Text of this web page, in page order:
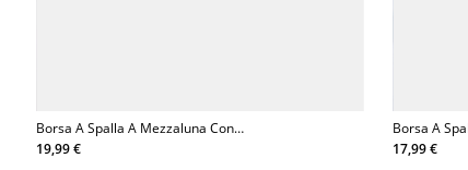
Borsa A Spalla A Mezzaluna Con
Borchie
19,99 €
Borsa A
17,99 €